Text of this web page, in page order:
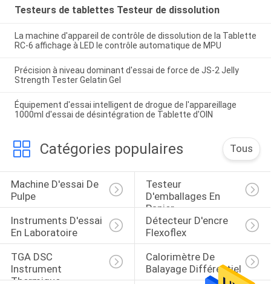
Testeurs de tablettes Testeur de dissolution
La machine d'appareil de contrôle de dissolution de la Tablette
RC-6 affichage à LED le contrôle automatique de MPU
Précision à niveau dominant d'essai de force de JS-2 Jelly
Strength Tester Gelatin Gel
Équipement d'essai intelligent de drogue de l'appareillage
1000ml d'essai de désintégration de Tablette d'OIN
Catégories populaires Tous
Machine D'essai De
Pulpe
Testeur
D'emballages En
Papier
Instruments D'essai
En Laboratoire
Détecteur D'encre
Flexoflex
TGA DSC
Instrument
Thermique
Calorimètre De
Balayage Différentiel